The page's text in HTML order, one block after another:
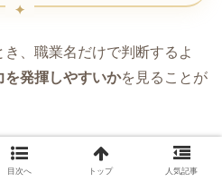
、職業名だけで判断するよ
を発揮しやすいかを見ることが
に合わせ、相手の変化を感じ
目次へ トップ 人気記事